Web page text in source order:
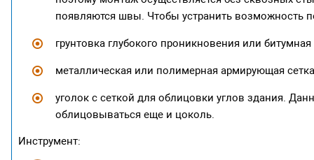
появляются швы. Чтобы устранить возможность
грунтовка глубокого проникновения или битумная
металлическая или полимерная армирующая
уголок с сеткой для облицовки углов здания.
облицовываться еще и цоколь.
Инструмент: